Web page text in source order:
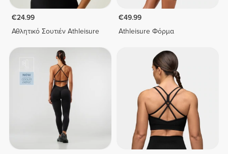
€24.99
Αθλητικό Σουτιέν Athleisure
€49.99
Athleisure Φόρμα